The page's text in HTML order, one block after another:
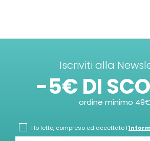
Iscriviti alla
-5€ DI
ordine minimo
Ho letto, compreso ed accettato l'